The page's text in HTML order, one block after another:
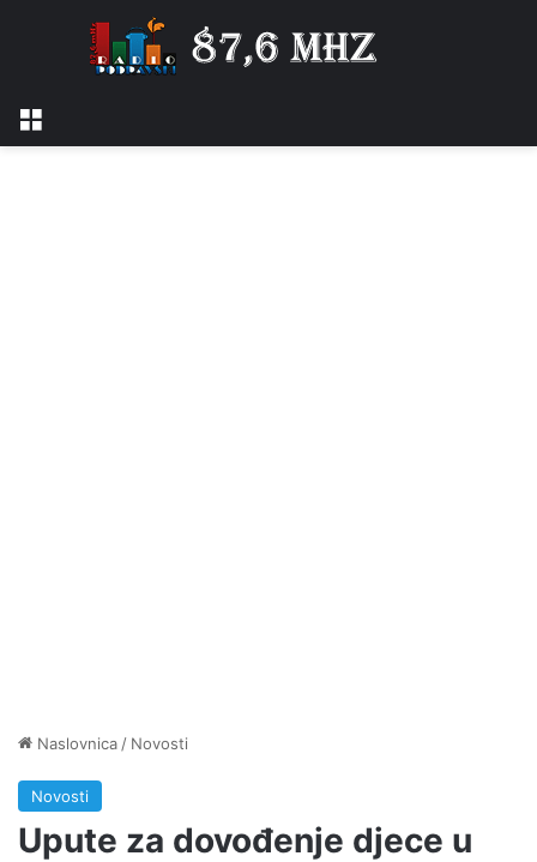
Izbornik
Naslovnica / Novosti
Novosti
Upute za dovođenje djece u